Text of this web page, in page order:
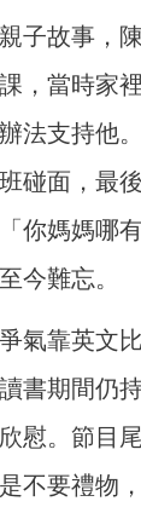
子故事，
，當時家
法支持他
碰面，最
你媽媽哪
今難忘。
氣靠英文
書期間仍
慰。節目
不要禮物